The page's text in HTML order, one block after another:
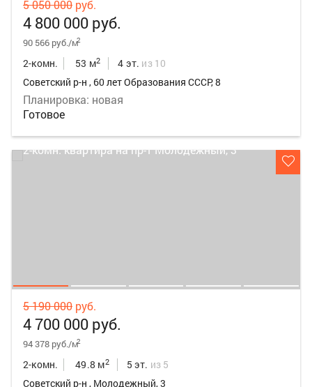
5 050 000 руб.
4 800 000 руб.
90 566 руб./м2
2-комн. 53 м2 4 эт. из 10
Советский р-н , 60 лет Образования СССР, 8
Планировка: новая
Готовое
5 190 000 руб.
4 700 000 руб.
94 378 руб./м2
2-комн. 49.8 м2 5 эт. из 5
Советский р-н , Молодежный, 3